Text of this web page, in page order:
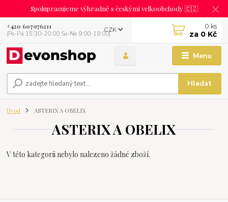
Spolupracujeme výhradně s českými velkoobchody 🇨🇿
Menu
CZK
Hledat
+420 607976211
(Po-Pá 15:30-20:00 So-Ne 9:00-18:00)
0 ks
za 0 Kč
Úvod ASTERIX A OBELIX
ASTERIX A OBELIX
V této kategorii nebylo nalezeno žádné zboží.